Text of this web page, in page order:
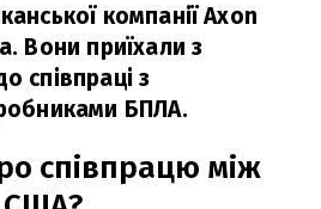
компанії Axon
Вони приїхали з
співпраці з
БПЛА.
співпрацю між